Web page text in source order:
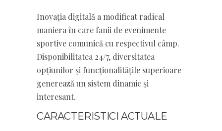
Inovația digitală a modificat radical
maniera în care fanii de evenimente
sportive comunică cu respectivul câmp.
Disponibilitatea 24/7, diversitatea
opțiunilor și funcționalitățile superioare
generează un sistem dinamic și
interesant.
CARACTERISTICI ACTUALE